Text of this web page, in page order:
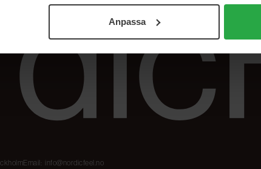
Anpassa
Email: info@nordicfeel.no